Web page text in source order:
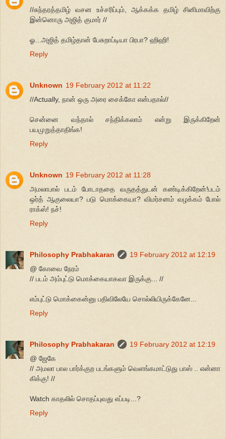
//சுந்தரத்தமிழ் வசன உச்சரிப்பும், ஆக்கக்க தமிழ் சினிமாவிற்கு
இன்னொரு அஜித் குமார் //
ஓ...அஜித் தமிழ்தான் பேசுறாப்டியா பிரபா? ஹிஹி!
Reply
Unknown 19 February 2012 at 11:22
//Actually, நான் ஒரு அரை சைக்கோ என்பதால்//
சென்னை வந்தால் சந்திக்கலாம் என்று இருக்கிறேன்
பயமுறுத்தாதிங்க!
Reply
Unknown 19 February 2012 at 11:28
அமலாபால் படம் போடாததை வருதத்துடன் கண்டிக்கிறேன்!படம்
ஒர்த் ஆகுலையா? படு மொக்கையா? விமர்சனம் வழக்கம் போல்
ராக்ஸ்! நச்!
Reply
Philosophy Prabhakaran
19 February 2012 at 12:19
@ கோவை நேரம்
// படம் அம்புட்டு மொக்கையாகவா இருக்கு... //
எம்புட்டு மொக்கைன்னு பதிவிலேயே சொல்லியிருக்கேனே...
Reply
Philosophy Prabhakaran
19 February 2012 at 12:19
@ ஜேகே
// அமலா பால பார்க்குற படங்களும் வெளங்கமாட்டுது பாஸ் .. என்னா
கிக்கு! //
Watch காதலில் சொதப்புவது எப்படி...?
Reply